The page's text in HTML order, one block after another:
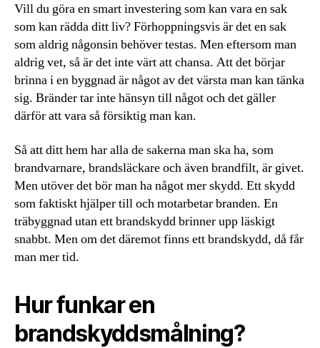
Vill du göra en smart investering som kan vara en sak
som kan rädda ditt liv? Förhoppningsvis är det en sak
som aldrig någonsin behöver testas. Men eftersom man
aldrig vet, så är det inte värt att chansa. Att det börjar
brinna i en byggnad är något av det värsta man kan tänka
sig. Bränder tar inte hänsyn till något och det gäller
därför att vara så försiktig man kan.
Så att ditt hem har alla de sakerna man ska ha, som
brandvarnare, brandsläckare och även brandfilt, är givet.
Men utöver det bör man ha något mer skydd. Ett skydd
som faktiskt hjälper till och motarbetar branden. En
träbyggnad utan ett brandskydd brinner upp läskigt
snabbt. Men om det däremot finns ett brandskydd, då får
man mer tid.
Hur funkar en
brandskyddsmålning?